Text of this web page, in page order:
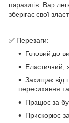
паразитів. Вар
зберігає свої
✅ Переваги:
Готовий до
Еластичний,
Захищає від
пересихання
Працює за
Прискорює